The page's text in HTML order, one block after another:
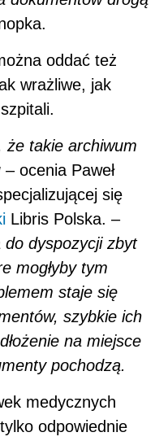
oddać też
wrażliwe, jak
że takie archiwum
–ocenia Paweł
się
Libris Polska. –
do dyspozycji zbyt
mogłyby tym
staje się
szybkie ich
na miejsce
pochodzą.
medycznych
odpowiednie